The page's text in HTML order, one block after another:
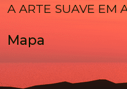
A ARTE SUAVE EM
Mapa